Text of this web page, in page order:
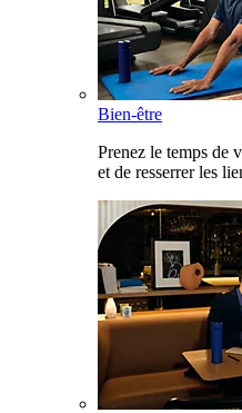
Bien-être
Prenez le temps de
et de resserrer les